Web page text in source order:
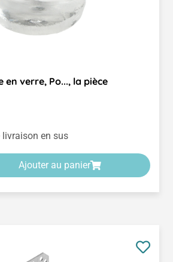
en verre, Po..., la pièce
livraison en sus
Ajouter au panier